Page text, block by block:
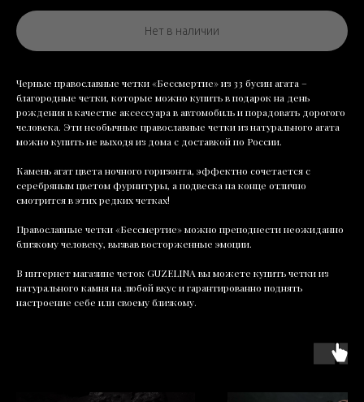
Нет в наличии
Черные православные четки «Бессмертие» из 33 бусин агата –
благородные четки, которые можно купить в подарок на день
рождения в качестве аксессуара в автомобиль и порадовать дорогого
человека. Эти необычные православные четки из натурального агата
можно купить не выходя из дома с доставкой по России.
Камень агат цвета ночного горизонта, эффектно сочетается с
серебряным цветом фурнитуры, а подвеска на конце отлично
смотрится в этих редких четках!
Православные четки «Бессмертие» можно преподнести неожиданно
близкому человеку, вызвав восторженные эмоции.
В интернет магазине четок GUZELINA вы можете купить четки из
натурального камня на любой вкус и гарантированно поднять
настроение себе или своему близкому.